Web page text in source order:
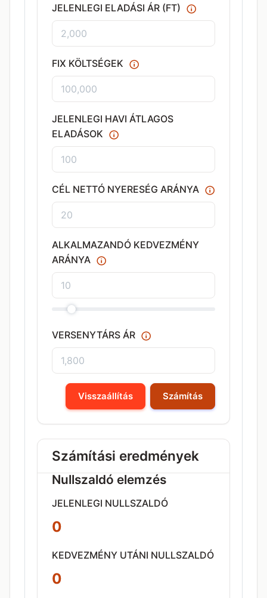
JELENLEGI ELADÁSI ÁR (FT)
FIX KÖLTSÉGEK
JELENLEGI HAVI ÁTLAGOS
ELADÁSOK
CÉL NETTÓ NYERESÉG ARÁNYA
ALKALMAZANDÓ KEDVEZMÉNY
ARÁNYA
VERSENYTÁRS ÁR
Visszaállítás Számítás
Számítási eredmények
Nullszaldó elemzés
JELENLEGI NULLSZALDÓ
0
KEDVEZMÉNY UTÁNI NULLSZALDÓ
0